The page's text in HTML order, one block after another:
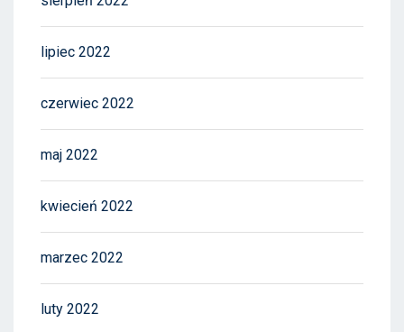
lipiec 2022
czerwiec 2022
maj 2022
kwiecień 2022
marzec 2022
luty 2022